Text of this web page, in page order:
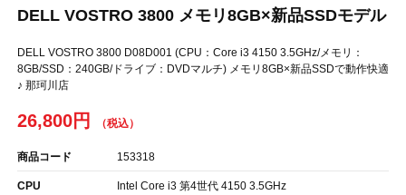
DELL VOSTRO 3800 メモリ8GB×新品SSDモデル
DELL VOSTRO 3800 D08D001 (CPU：Core i3 4150 3.5GHz/メモリ：
8GB/SSD：240GB/ドライブ：DVDマルチ) メモリ8GB×新品SSDで動作快適
♪ 那珂川店
26,800円
商品コード 153318
CPU Intel Core i3 第4世代 4150 3.5GHz